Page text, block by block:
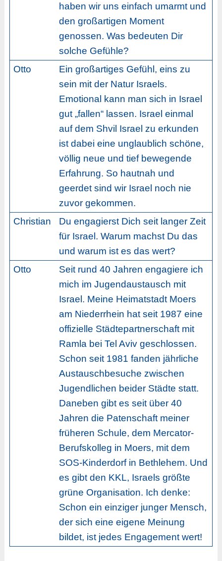
haben wir uns einfach umarmt und
den großartigen Moment
genossen. Was bedeuten Dir
solche Gefühle?
Otto
Ein großartiges Gefühl, eins zu
sein mit der Natur Israels.
Emotional kann man sich in Israel
gut „fallen“ lassen. Israel einmal
auf dem Shvil Israel zu erkunden
ist dabei eine unglaublich schöne,
völlig neue und tief bewegende
Erfahrung. So hautnah und
geerdet sind wir Israel noch nie
zuvor gekommen.
Christian
Du engagierst Dich seit langer Zeit
für Israel. Warum machst Du das
und warum ist es das wert?
Otto
Seit rund 40 Jahren engagiere ich
mich im Jugendaustausch mit
Israel. Meine Heimatstadt Moers
am Niederrhein hat seit 1987 eine
offizielle Städtepartnerschaft mit
Ramla bei Tel Aviv geschlossen.
Schon seit 1981 fanden jährliche
Austauschbesuche zwischen
Jugendlichen beider Städte statt.
Daneben gibt es seit über 40
Jahren die Patenschaft meiner
früheren Schule, dem Mercator-
Berufskolleg in Moers, mit dem
SOS-Kinderdorf in Bethlehem. Und
es gibt den KKL, Israels größte
grüne Organisation. Ich denke:
Schon ein einziger junger Mensch,
der sich eine eigene Meinung
bildet, ist jedes Engagement wert!